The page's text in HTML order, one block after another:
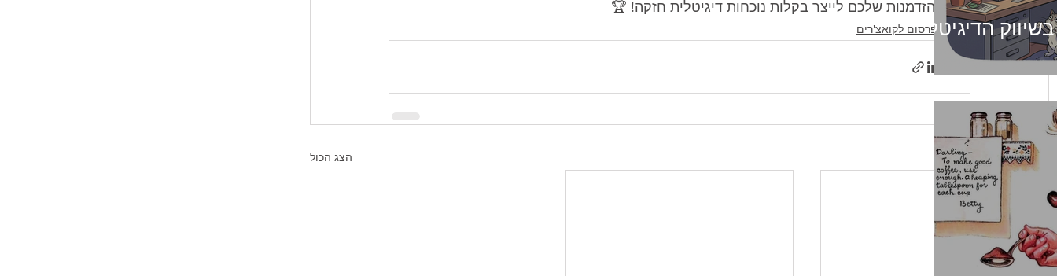
זאת ההזדמנות שלכם לייצר בקלות נוכחות דיגיטלית חזקה! 🏆
שיווק ופרסום לקואצ'רים
פוסטים אחרונים הצג הכול
בשיווק הדיגיטלי